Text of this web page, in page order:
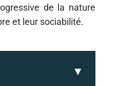
de la nature
et leur sociabilité.